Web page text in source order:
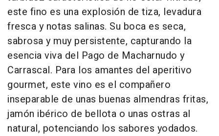
este fino es una explosión de tiza, levadura
fresca y notas salinas. Su boca es seca,
sabrosa y muy persistente, capturando la
esencia viva del Pago de Macharnudo y
Carrascal. Para los amantes del aperitivo
gourmet, este vino es el compañero
inseparable de unas buenas almendras fritas,
jamón ibérico de bellota o unas ostras al
natural, potenciando los sabores yodados.